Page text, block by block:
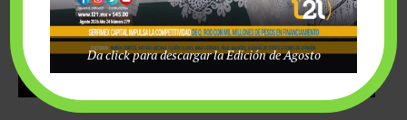
Da click para descargar la Edición de Agosto